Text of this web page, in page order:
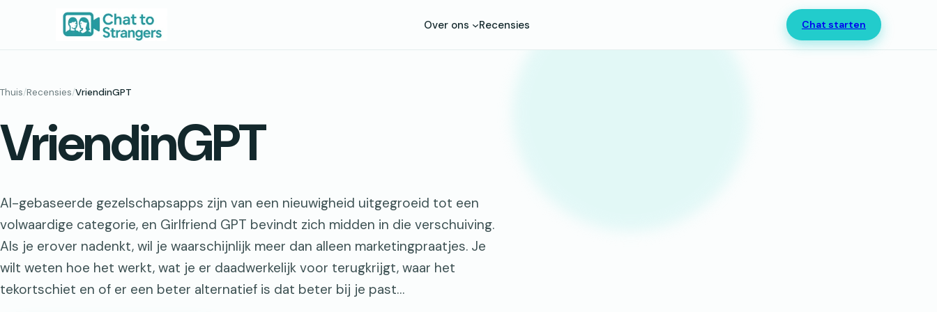
Over ons Recensies Chat starten
Thuis/Recensies/VriendinGPT
VriendinGPT
AI-gebaseerde gezelschapsapps zijn van een nieuwigheid uitgegroeid tot een
volwaardige categorie, en Girlfriend GPT bevindt zich midden in die verschuiving.
Als je erover nadenkt, wil je waarschijnlijk meer dan alleen marketingpraatjes. Je
wilt weten hoe het werkt, wat je er daadwerkelijk voor terugkrijgt, waar het
tekortschiet en of er een beter alternatief is dat beter bij je past…